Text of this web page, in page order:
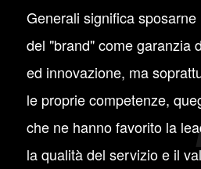
Generali significa
del "brand" come garanzia
ed innovazione, ma
le proprie competenze,
che ne hanno favorito la
la qualità del servizio e il